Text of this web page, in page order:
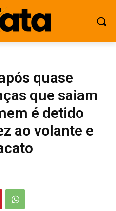
quase
que saiam
é detido
ao volante e